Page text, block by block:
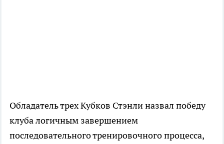
Обладатель трех Кубков Стэнли назвал победу
клуба логичным завершением
последовательного тренировочного процесса,